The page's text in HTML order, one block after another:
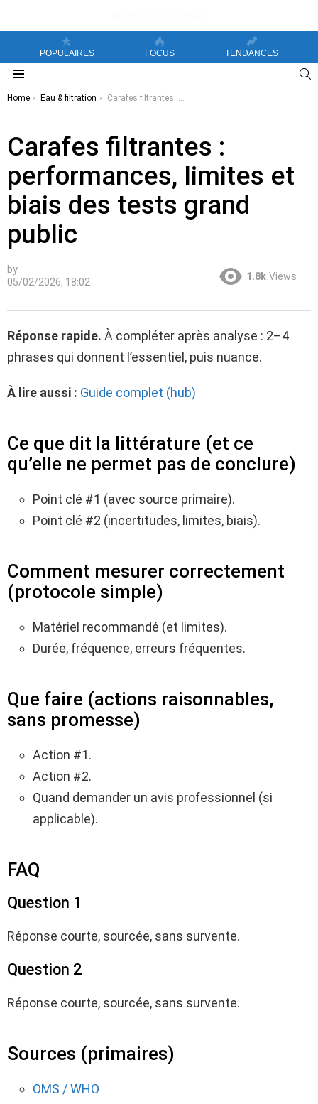
POPULAIRES FOCUS TENDANCES
You are here:
Home Eau & filtration Carafes filtrantes : performances, limites et biais des tests grand public
Carafes filtrantes :
performances, limites et
biais des tests grand
public
by
05/02/2026, 18:02
1.8k Views
Réponse rapide. À compléter après analyse : 2–4
phrases qui donnent l’essentiel, puis nuance.
À lire aussi : Guide complet (hub)
Ce que dit la littérature (et ce
qu’elle ne permet pas de conclure)
Point clé #1 (avec source primaire).
Point clé #2 (incertitudes, limites, biais).
Comment mesurer correctement
(protocole simple)
Matériel recommandé (et limites).
Durée, fréquence, erreurs fréquentes.
Que faire (actions raisonnables,
sans promesse)
Action #1.
Action #2.
Quand demander un avis professionnel (si
applicable).
FAQ
Question 1
Réponse courte, sourcée, sans survente.
Question 2
Réponse courte, sourcée, sans survente.
Sources (primaires)
OMS / WHO